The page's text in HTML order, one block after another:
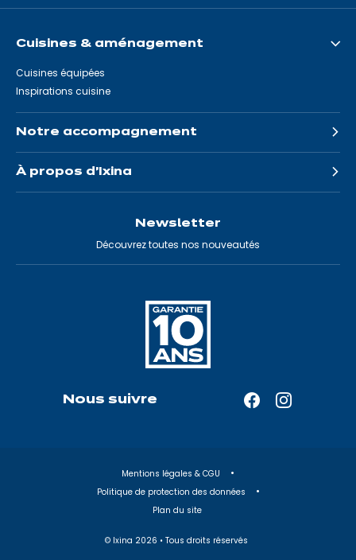
Cuisines & aménagement
Cuisines équipées
Inspirations cuisine
Notre accompagnement
À propos d'Ixina
Newsletter
Découvrez toutes nos nouveautés
Nous suivre
FacebookInstagram
Mentions légales & CGU
Politique de protection des données
Plan du site
© Ixina 2026 • Tous droits réservés